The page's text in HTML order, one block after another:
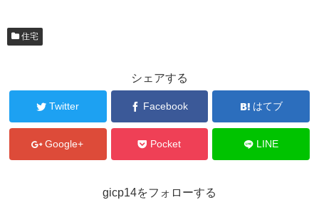
住宅
シェアする
Twitter Facebook はてブ
Google+ Pocket LINE
gicp14をフォローする